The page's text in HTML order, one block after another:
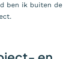
ben ik buiten de